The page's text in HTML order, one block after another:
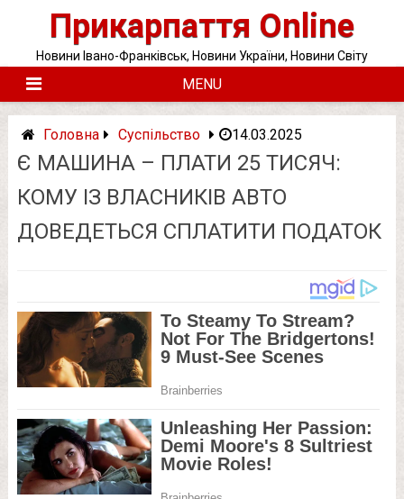
Прикарпаття Online
Новини Івано-Франківськ, Новини України, Новини Світу
MENU
Головна Суспільство 14.03.2025
Є МАШИНА – ПЛАТИ 25 ТИСЯЧ:
КОМУ ІЗ ВЛАСНИКІВ АВТО
ДОВЕДЕТЬСЯ СПЛАТИТИ ПОДАТОК